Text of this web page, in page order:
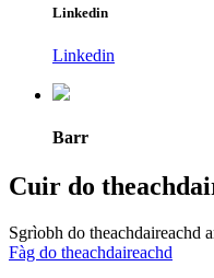
Linkedin
Linkedin
Barr
Cuir do
Sgrìobh do theachdaireachd
Fàg do theachdaireachd